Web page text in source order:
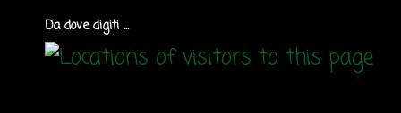
Da dove digiti ...